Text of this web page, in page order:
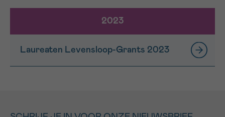
Laureaten Levensloop-Grants 2023
2023